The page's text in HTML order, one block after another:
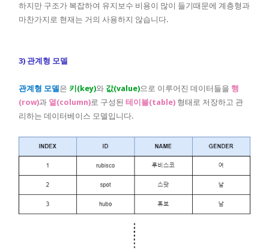
하지만 구조가 복잡하여 유지보수 비용이 많이 들기때문에 계층형과
마찬가지로 현재는 거의 사용하지 않습니다.
3) 관계형 모델
관계형 모델 은 키(key)와 값(value)으로 이루어진 데이터들을 행
(row)과 열(column)로 구성된 테이블(table)형태로 저장하고 관
리하는 데이터베이스 모델입니다.